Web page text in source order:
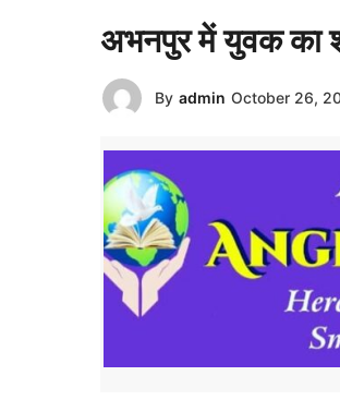
अभनपुर में युवक का
By admin October 26,